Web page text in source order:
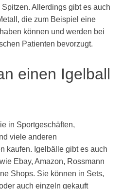
Allerdings gibt es auch
die zum Beispiel eine
können und werden bei
Patienten bevorzugt.
einen Igelball
in Sportgeschäften,
viele anderen
kaufen. Igelbälle gibt es auch
Ebay, Amazon, Rossmann
Shops. Sie können in Sets,
auch einzeln gekauft